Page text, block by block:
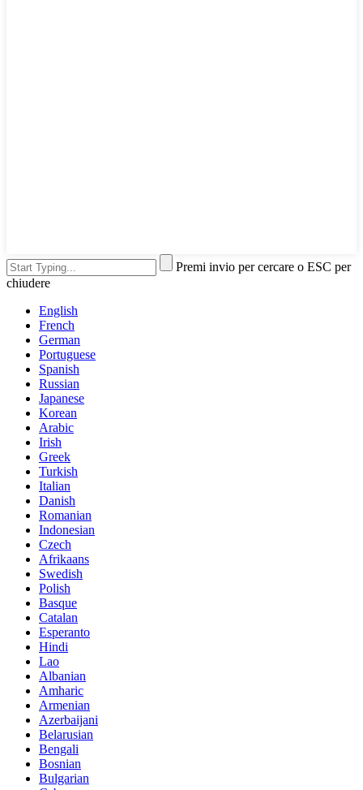
Premi invio per cercare o ESC per
chiudere
English
French
German
Portuguese
Spanish
Russian
Japanese
Korean
Arabic
Irish
Greek
Turkish
Italian
Danish
Romanian
Indonesian
Czech
Afrikaans
Swedish
Polish
Basque
Catalan
Esperanto
Hindi
Lao
Albanian
Amharic
Armenian
Azerbaijani
Belarusian
Bengali
Bosnian
Bulgarian